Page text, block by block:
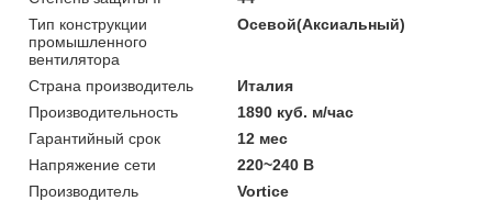
Тип конструкции
промышленного
вентилятора
Осевой(Аксиальный)
Страна производитель
Италия
Производительность
1890 куб. м/час
Гарантийный срок
12 мес
Напряжение сети
220~240 В
Производитель
Vortice